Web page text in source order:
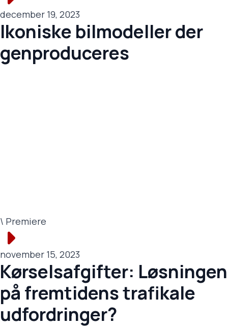
december 19, 2023
Ikoniske bilmodeller der
genproduceres
\ Premiere
november 15, 2023
Kørselsafgifter: Løsningen
på fremtidens trafikale
udfordringer?